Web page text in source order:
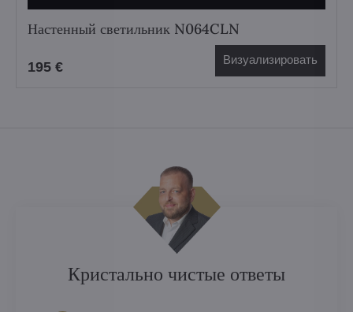
Настенный светильник N064CLN
195 € Визуализировать
Кристально чистые ответы